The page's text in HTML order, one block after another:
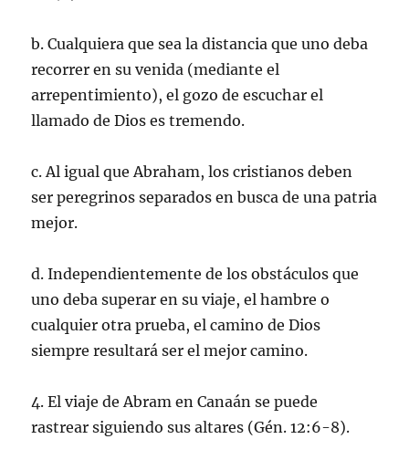
b. Cualquiera que sea la distancia que uno deba
recorrer en su venida (mediante el
arrepentimiento), el gozo de escuchar el
llamado de Dios es tremendo.
c. Al igual que Abraham, los cristianos deben
ser peregrinos separados en busca de una patria
mejor.
d. Independientemente de los obstáculos que
uno deba superar en su viaje, el hambre o
cualquier otra prueba, el camino de Dios
siempre resultará ser el mejor camino.
4. El viaje de Abram en Canaán se puede
rastrear siguiendo sus altares (Gén. 12:6-8).